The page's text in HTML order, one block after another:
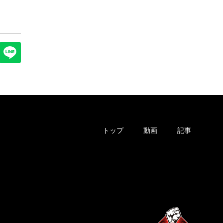
トップ 動画 記事